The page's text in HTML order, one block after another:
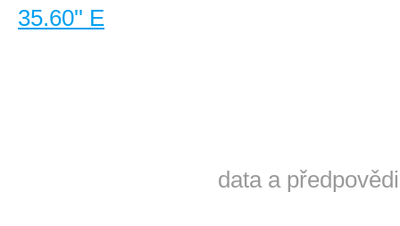
35.60'' E
data a